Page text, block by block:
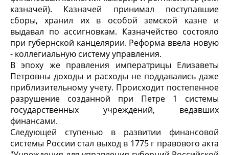
казначей). Казначей принимал поступавшие
сборы, хранил их в особой земской казне и
выдавал по ассигновкам. Казначейство состояло
при губернской канцелярии. Реформа ввела новую
- коллегиальную систему управления.
В эпоху же правления императрицы Елизаветы
Петровны доходы и расходы не поддавались даже
приблизительному учету. Происходит постепенное
разрушение созданной при Петре 1 системы
государственных учреждений, ведавших
финансами.
Следующей ступенью в развитии финансовой
системы России стал выход в 1775 г правового акта